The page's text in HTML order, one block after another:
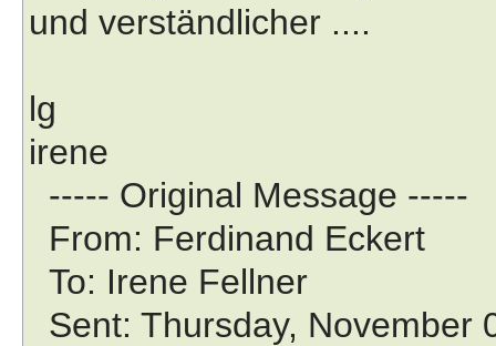
und verständlicher ....
lg
irene
----- Original Message -----
From: Ferdinand Eckert
To: Irene Fellner
Sent: Thursday, November